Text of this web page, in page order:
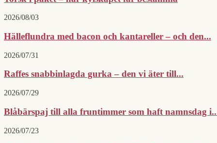
2026/08/03
Hälleflundra med bacon och kantareller – och den...
2026/07/31
Raffes snabbinlagda gurka – den vi äter till...
2026/07/29
Blåbärspaj till alla fruntimmer som haft namnsdag
2026/07/23